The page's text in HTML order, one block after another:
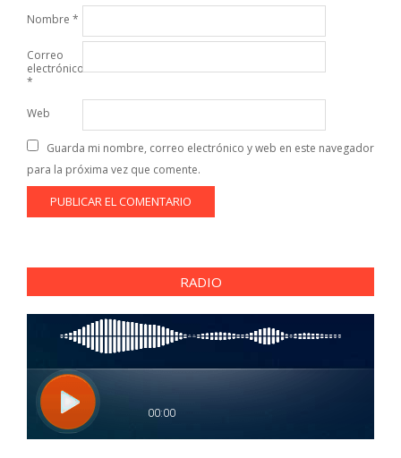
Nombre *
Correo
electrónico
*
Web
Guarda mi nombre, correo electrónico y web en este navegador
para la próxima vez que comente.
RADIO